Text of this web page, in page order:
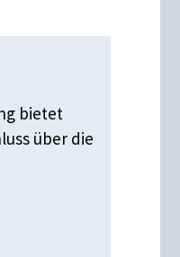
bietet
über die